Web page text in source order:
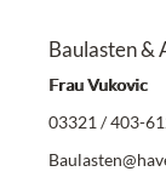
Baulasten &
Frau Vukovic
03321 / 403-